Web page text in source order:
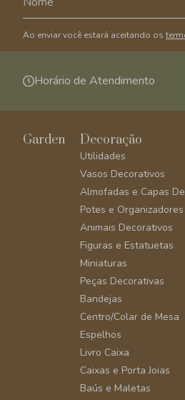
Ao enviar você estará aceitando os
Horário de Atendimento
Garden Decoração
Utilidades
Vasos Decorativos
Almofadas e Capas
Potes e Organizadores
Animais Decorativos
Figuras e Estatuetas
Miniaturas
Peças Decorativas
Bandejas
Centro/Colar de Mesa
Espelhos
Livro Caixa
Caixas e Porta Joias
Baús e Maletas